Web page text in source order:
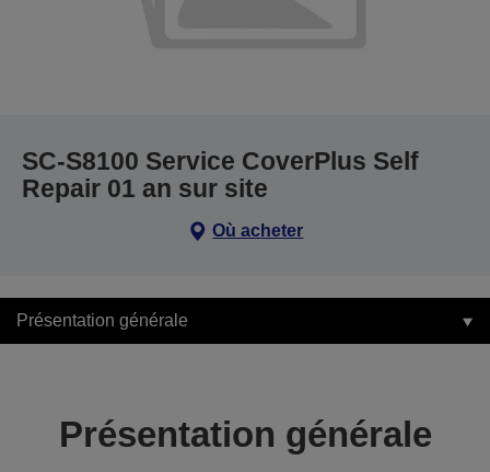
SC-S8100 Service CoverPlus Self
Repair 01 an sur site
Où acheter
Présentation générale
Présentation générale